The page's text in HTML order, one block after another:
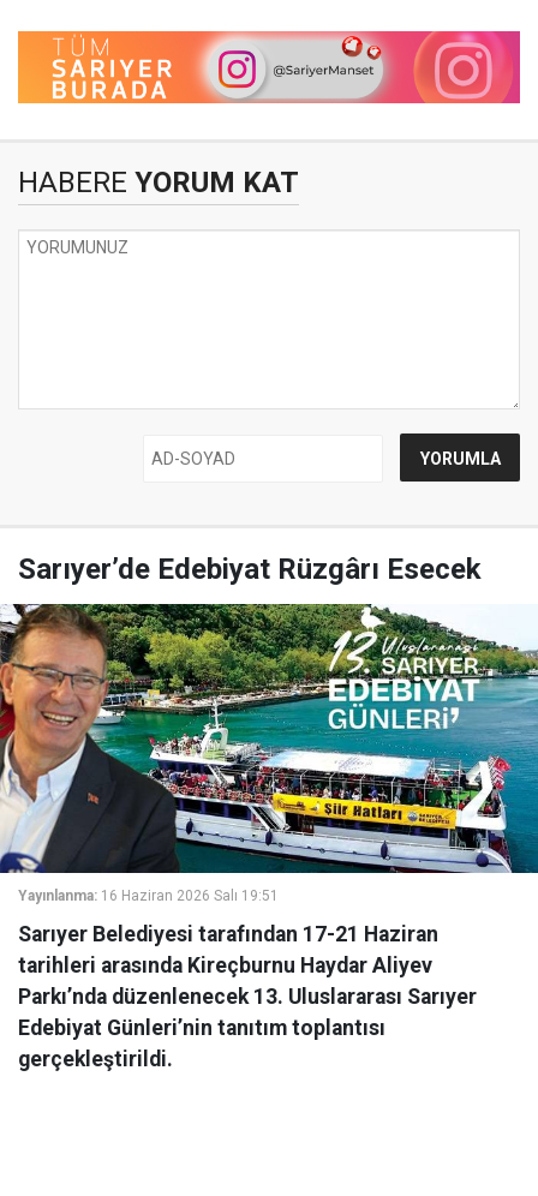
HABERE YORUM KAT
Sarıyer’de Edebiyat Rüzgârı Esecek
Yayınlanma: 16 Haziran 2026 Salı 19:51
Sarıyer Belediyesi tarafından 17-21 Haziran
tarihleri arasında Kireçburnu Haydar Aliyev
Parkı’nda düzenlenecek 13. Uluslararası Sarıyer
Edebiyat Günleri’nin tanıtım toplantısı
gerçekleştirildi.